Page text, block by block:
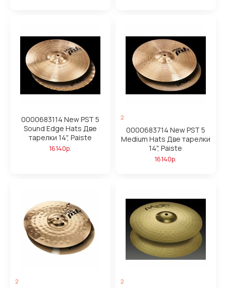
0000683114 New PST 5
Sound Edge Hats Две
тарелки 14", Paiste
16140р.
2
0000683714 New PST 5
Medium Hats Две тарелки
14", Paiste
16140р.
2 2